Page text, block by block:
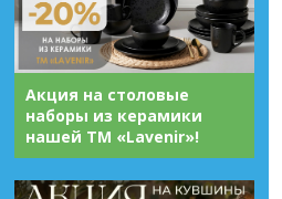
Акция на столовые
наборы из керамики
нашей ТМ «Lavenir»!